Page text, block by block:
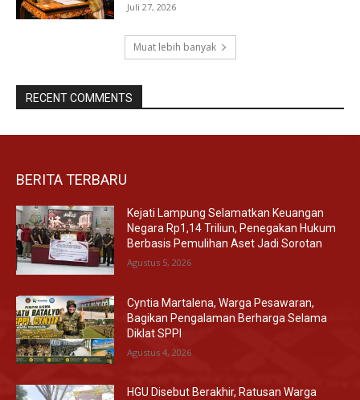
Juli 27, 2026
Muat lebih banyak
RECENT COMMENTS
BERITA TERBARU
Kejati Lampung Selamatkan Keuangan
Negara Rp1,14 Triliun, Penegakan Hukum
Berbasis Pemulihan Aset Jadi Sorotan
Agustus 5, 2026
Cyntia Martalena, Warga Pesawaran,
Bagikan Pengalaman Berharga Selama
Diklat SPPI
Agustus 4, 2026
HGU Disebut Berakhir, Ratusan Warga